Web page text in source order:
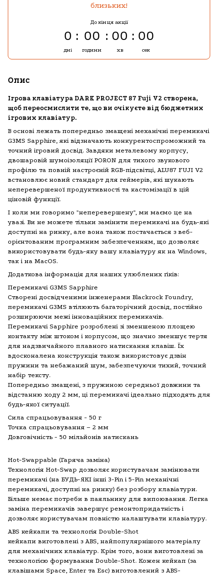
близьких!
До кінця акції
0
дні
00
години
00
хв
00
сек
Опис
Ігрова клавіатура DARK PROJECT 87 Fuji V2 створена,
щоб переосмислити те, що ви очікуєте від бюджетних
ігрових клавіатур.
В основі лежать попередньо змащені механічні перемикачі
G3MS Sapphire, які відзначають конкурентоспроможний та
точний ігровий досвід. Завдяки металевому корпусу,
двошаровій шумоізоляції PORON для тихого звукового
профілю та повній настроєній RGB-підсвітці, ALU87 FUJI V2
встановлює новий стандарт для геймерів, які шукають
неперевершеної продуктивності та кастомізації в цій
ціновій функції.
І коли ми говоримо "неперевершену", ми маємо це на
увазі. Ви не можете тільки замінити перемикачі на будь-які
доступні на ринку, але вона також постачається з веб-
орієнтованим програмним забезпеченням, що дозволяє
використовувати будь-яку вашу клавіатуру як на Windows,
так і на MacOS.
Додаткова інформація для наших улюблених ґіків:
Перемикачі G3MS Sapphire
Створені досвідченими інженерами Blackrock Foundry,
перемикачі G3MS втілюють багаторічний досвід, постійно
розширюючи межі інноваційних перемикачів.
Перемикачі Sapphire розроблені зі зменшеною площею
контакту між штоком і корпусом, що значно зменшує тертя
для надзвичайного плавного натискання клавіш. Їх
вдосконалена конструкція також використовує дзвін
пружини та небажаний шум, забезпечуючи тихий, точний
набір тексту.
Попередньо змащені, з пружиною середньої довжини та
відстанню ходу 2 мм, ці перемикачі ідеально підходять для
будь-якої ситуації.
Сила спрацьовування - 50 г
Точка спрацьовування – 2 мм
Довговічність - 50 мільйонів натискань
Hot-Swappable (Гаряча заміна)
Технологія Hot-Swap дозволяє користувачам замінювати
перемикачі (на БУДЬ-ЯКІ інші 3-Pin і 5-Pin механічні
перемикачі, доступні на ринку) без розбору клавіатури.
Більше немає потреби в паяльнику для випоювання. Легка
заміна перемикачів завершує ремонтопридатність і
дозволяє користувачам повністю налаштувати клавіатуру.
ABS кейкапи та технологія Double-Shot
кейкапи виготовлені з ABS, найпопулярнішого матеріалу
для механічних клавіатур. Крім того, вони виготовлені за
технологією формування Double-Shot. Кожен кейкап (за
клавішами Space, Enter та Esc) виготовлений з ABS-